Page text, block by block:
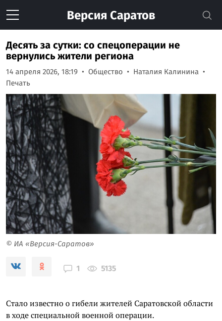
Версия Саратов
Десять за сутки: со спецоперации не
вернулись жители региона
14 апреля 2026, 18:19 Общество
Наталия Калинина
Печать
© ИА «Версия-Саратов»
1 5135
Стало известно о гибели жителей Саратовской области
в ходе специальной военной операции.